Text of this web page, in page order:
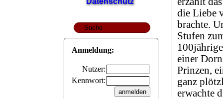
Anmeldung:
Nutzer:
Kennwort:
die Liebe
brachte.
Stufen
einer
Prinzen,
ganz
erwachte